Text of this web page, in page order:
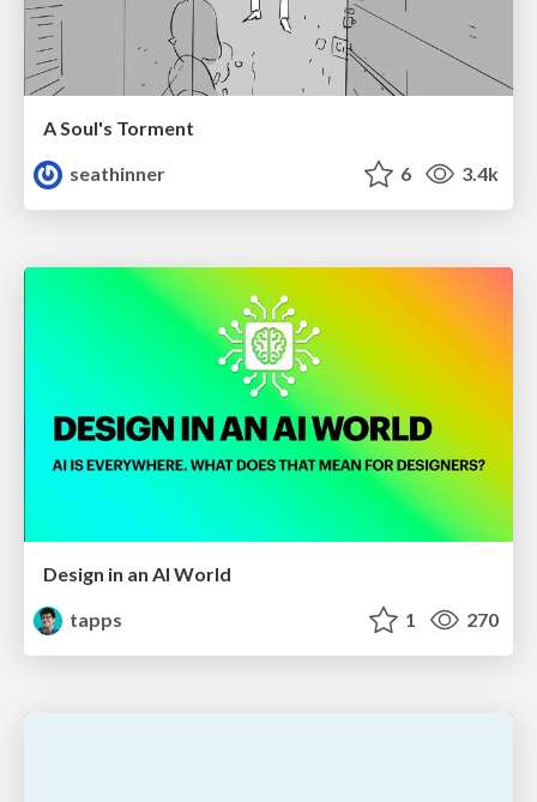
A Soul's Torment
seathinner
6 3.4k
Design in an AI World
tapps
1 270